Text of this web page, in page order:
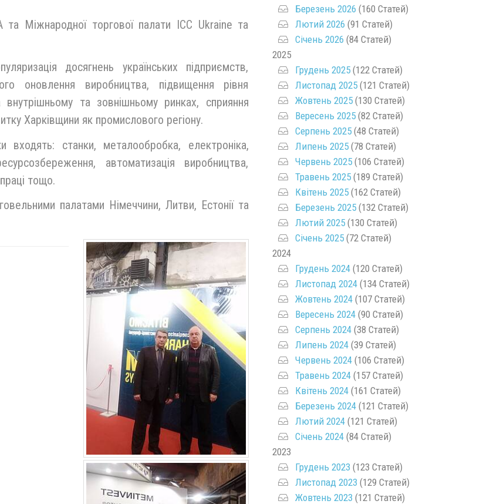
та Міжнародної торгової палати ICC Ukraine та
досягнень українських підприємств,
оновлення виробництва, підвищення рівня
внутрішньому та зовнішньому ринках, сприяння
Харківщини як промислового регіону.
входять: станки, металообробка, електроніка,
автоматизація виробництва,
тощо.
палатами Німеччини, Литви, Естонії та
Березень 2026 (160 Статей)
Лютий 2026 (91 Статей)
Січень 2026 (84 Статей)
2025
Грудень 2025(122 Статей)
Листопад 2025(121 Статей)
Жовтень 2025(130 Статей)
Вересень 2025(82 Статей)
Серпень 2025(48 Статей)
Липень 2025(78 Статей)
Червень 2025(106 Статей)
Травень 2025(189 Статей)
Квітень 2025(162 Статей)
Березень 2025(132 Статей)
Лютий 2025(130 Статей)
Січень 2025(72 Статей)
2024
Грудень 2024(120 Статей)
Листопад 2024(134 Статей)
Жовтень 2024(107 Статей)
Вересень 2024(90 Статей)
Серпень 2024(38 Статей)
Липень 2024(39 Статей)
Червень 2024(106 Статей)
Травень 2024(157 Статей)
Квітень 2024(161 Статей)
Березень 2024(121 Статей)
Лютий 2024(121 Статей)
Січень 2024(84 Статей)
2023
Грудень 2023 (123 Статей)
Листопад 2023 (129 Статей)
Жовтень 2023 (121 Статей)